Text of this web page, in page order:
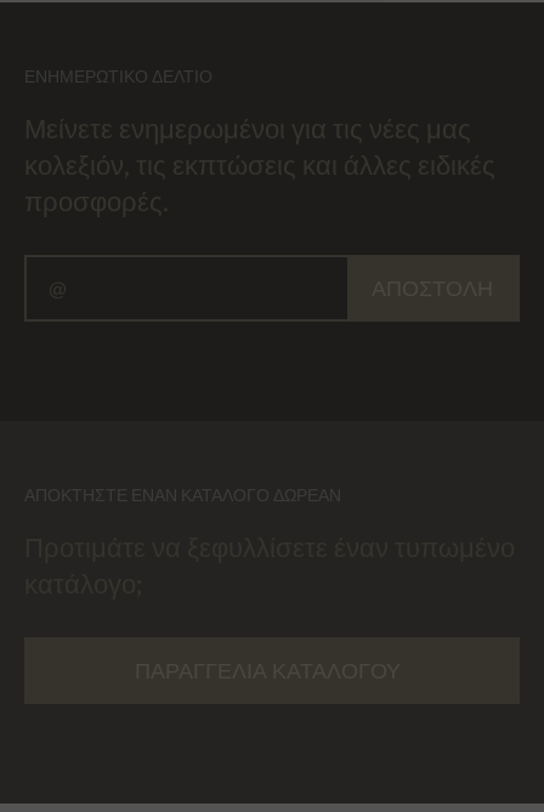
ΕΝΗΜΕΡΩΤΙΚΌ ΔΕΛΤΊΟ
Μείνετε ενημερωμένοι για τις νέες μας
κολεξιόν, τις εκπτώσεις και άλλες ειδικές
προσφορές.
ΑΠΟΚΤΉΣΤΕ ΈΝΑΝ ΚΑΤΆΛΟΓΟ ΔΩΡΕΆΝ